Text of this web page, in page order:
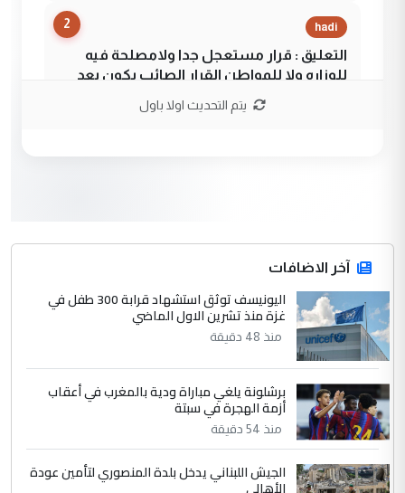
2 hadi
التعليق : قرار مستعجل جدا ولامصلحة فيه
للوزاره ولا للمواطن القرار الصائب يكون بعد
جنسية الرافد الثالث للعراق ومن اصول عريقة
ابا فرات ...
الموضوع :
الجواهري يرد على صدام حسين سل
مضجعيك يابن الزنا (نص كامل)
4 سردار
التعليق : واحد من عصابة علي ماما يسقط
جنسية الرافد الثالث للعراق ومن اصول عريقة
ابا فرات ...
الموضوع :
الجواهري يرد على صدام حسين سل
يتم التحديث اولا باول
آخر الاضافات
اليونيسف توثق استشهاد قرابة 300 طفل في
غزة منذ تشرين الاول الماضي
منذ 48 دقيقة
برشلونة يلغي مباراة ودية بالمغرب في أعقاب
أزمة الهجرة في سبتة
منذ 54 دقيقة
الجيش اللبناني يدخل بلدة المنصوري لتأمين عودة